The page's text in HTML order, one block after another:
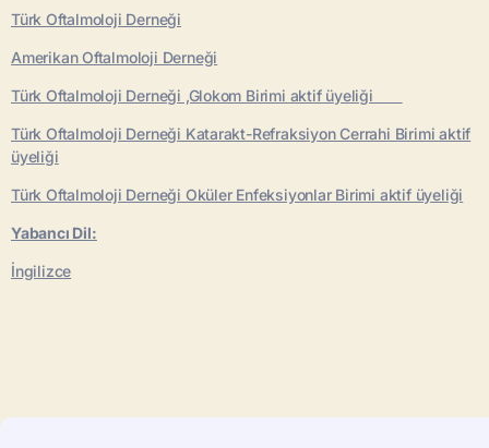
Türk Oftalmoloji Derneği
Amerikan Oftalmoloji Derneği
Türk Oftalmoloji Derneği ,Glokom Birimi aktif üyeliği
Türk Oftalmoloji Derneği Katarakt-Refraksiyon Cerrahi Birimi aktif
üyeliği
Türk Oftalmoloji Derneği Oküler Enfeksiyonlar Birimi aktif üyeliği
Yabancı Dil:
İngilizce